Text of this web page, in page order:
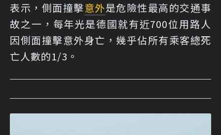
表示，側面撞擊意外是危險性最高的交通事
故之一，每年光是德國就有近700位用路人
因側面撞擊意外身亡，幾乎佔所有乘客總死
亡人數的1/3。